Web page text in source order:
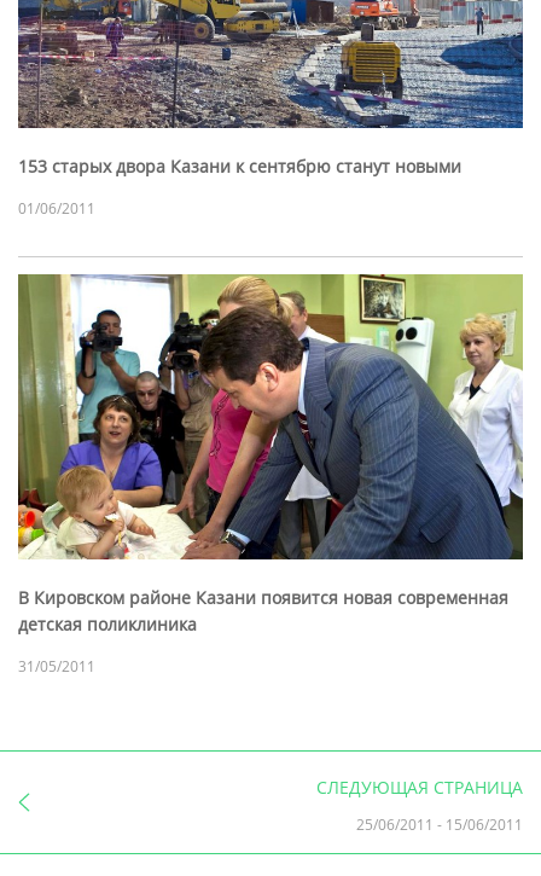
153 старых двора Казани к сентябрю станут новыми
01/06/2011
В Кировском районе Казани появится новая современная
детская поликлиника
31/05/2011
СЛЕДУЮЩАЯ СТРАНИЦА
25/06/2011 - 15/06/2011